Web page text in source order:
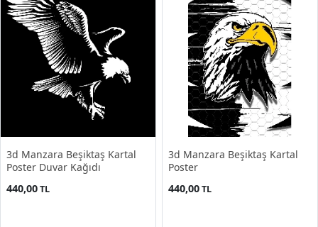
3d Manzara Beşiktaş Kartal
Poster Duvar Kağıdı
440,00TL
3d Manzara Beşiktaş Kartal
Poster
440,00TL